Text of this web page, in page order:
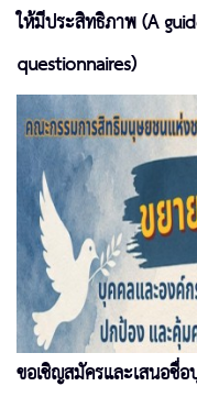
ให้มีประสิทธิภาพ (A
questionnaires)
ขอเชิญสมัครและเสนอชื่